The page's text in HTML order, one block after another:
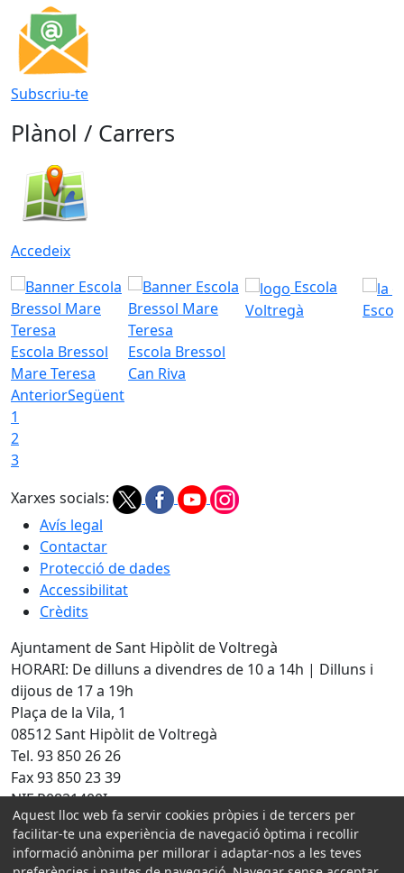
Subscriu-te
Plànol / Carrers
Accedeix
Escola Bressol
Mare Teresa
Escola Bressol
Can Riva
Escola
Voltregà
AnteriorSegüent
1
2
3
Xarxes socials:
Avís legal
Contactar
Protecció de dades
Accessibilitat
Crèdits
Ajuntament de Sant Hipòlit de Voltregà
HORARI: De dilluns a divendres de 10 a 14h | Dilluns i
dijous de 17 a 19h
Plaça de la Vila, 1
08512 Sant Hipòlit de Voltregà
Tel. 93 850 26 26
Fax 93 850 23 39
NIF P0821400I
Amb la col·laboració de:
Aquest lloc web fa servir cookies pròpies i de tercers per
facilitar-te una experiència de navegació òptima i recollir
informació anònima per millorar i adaptar-nos a les teves